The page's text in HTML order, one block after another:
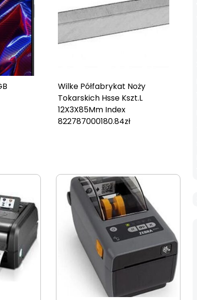
Wilke Półfabrykat Noży
Tokarskich Hsse Kszt.L
12X3X85Mm Index
822787000180.84zł